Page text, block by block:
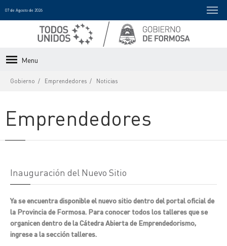
07 de Agosto de 2026
Menu
Gobierno Emprendedores Noticias
Emprendedores
Inauguración del Nuevo Sitio
Ya se encuentra disponible el nuevo sitio dentro del portal oficial de
la Provincia de Formosa. Para conocer todos los talleres que se
organicen dentro de la Cátedra Abierta de Emprendedorismo,
ingrese a la sección talleres.